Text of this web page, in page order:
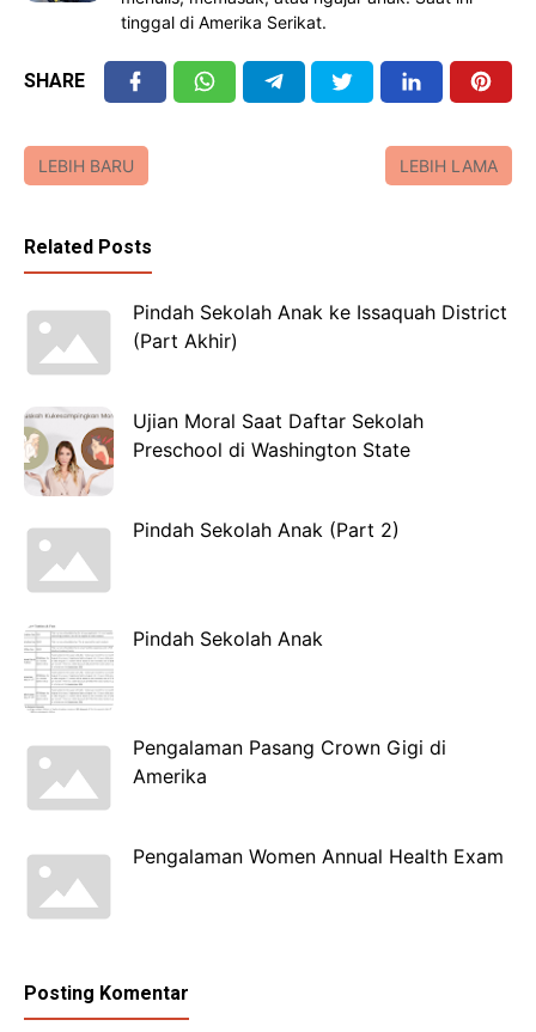
tinggal di Amerika Serikat.
SHARE
LEBIH BARU LEBIH LAMA
Related Posts
Pindah Sekolah Anak ke Issaquah District
(Part Akhir)
Ujian Moral Saat Daftar Sekolah
Preschool di Washington State
Pindah Sekolah Anak (Part 2)
Pindah Sekolah Anak
Pengalaman Pasang Crown Gigi di
Amerika
Pengalaman Women Annual Health Exam
Posting Komentar